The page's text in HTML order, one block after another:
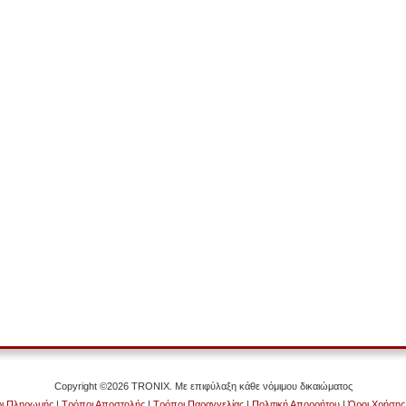
Copyright ©2026 TRONIX. Με επιφύλαξη κάθε νόμιμου δικαιώματος